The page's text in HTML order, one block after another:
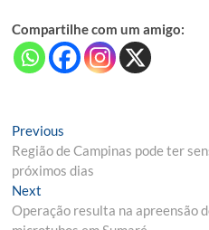
Compartilhe com um amigo:
Navegação
de
Post
Previous
post:
Região de Campinas pode ter
próximos dias
Next
post:
Operação resulta na apreensão